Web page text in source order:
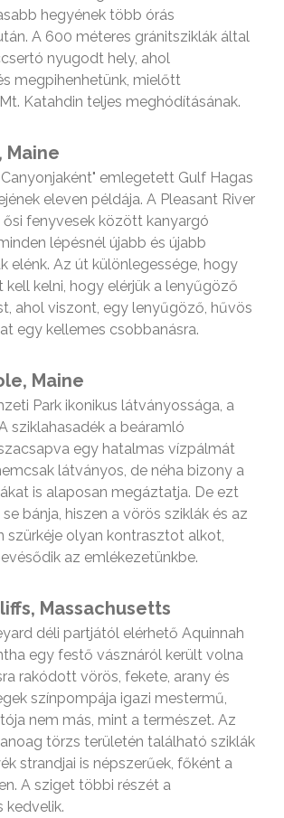
hegyének több órás
A 600 méteres gránitsziklák által
nyugodt hely, ahol
megpihenhetünk, mielőtt
Katahdin teljes meghódításának.
Maine
emlegetett Gulf Hagas
eleven példája. A Pleasant River
ősi fenyvesek között kanyargó
lépésnél újabb és újabb
elénk. Az út különlegessége, hogy
kell kelni, hogy elérjük a lenyűgöző
ahol viszont, egy lenyűgöző, hűvös
egy kellemes csobbanásra.
Maine
Park ikonikus látványossága, a
sziklahasadék a beáramló
egy hatalmas vízpálmát
látványos, de néha bizony a
is alaposan megáztatja. De ezt
bánja, hiszen a vörös sziklák és az
szürkéje olyan kontrasztot alkot,
az emlékezetünkbe.
Massachusetts
déli partjától elérhető Aquinnah
egy festő vásznáról került volna
rakódott vörös, fekete, arany és
színpompája igazi mestermű,
nem más, mint a természet. Az
törzs területén található sziklák
strandjai is népszerűek, főként a
A sziget többi részét a
kedvelik.